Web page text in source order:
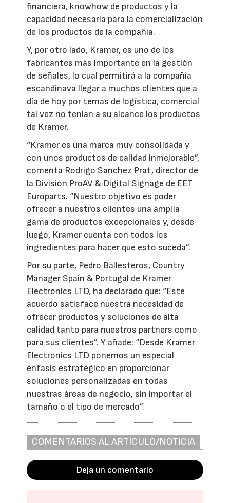
financiera, knowhow de productos y la
capacidad necesaria para la comercialización
de los productos de la compañía.
Y, por otro lado, Kramer, es uno de los
fabricantes más importante en la gestión
de señales, lo cual permitirá a la compañía
escandinava llegar a muchos clientes que a
día de hoy por temas de logística, comercial
tal vez no tenían a su alcance los productos
de Kramer.
“Kramer es una marca muy consolidada y
con unos productos de calidad inmejorable”,
comenta Rodrigo Sanchez Prat, director de
la División ProAV & Digital Signage de EET
Europarts. “Nuestro objetivo es poder
ofrecer a nuestros clientes una amplia
gama de productos excepcionales y, desde
luego, Kramer cuenta con todos los
ingredientes para hacer que esto suceda”.
Por su parte, Pedro Ballesteros, Country
Manager Spain & Portugal de Kramer
Electronics LTD, ha declarado que: “Este
acuerdo satisface nuestra necesidad de
ofrecer productos y soluciones de alta
calidad tanto para nuestros partners como
para sus clientes”. Y añade: “Desde Kramer
Electronics LTD ponemos un especial
énfasis estratégico en proporcionar
soluciones personalizadas en todas
nuestras áreas de negocio, sin importar el
tamaño o el tipo de mercado”.
COMENTARIOS AL ARTÍCULO/NOTICIA
Deja un comentario